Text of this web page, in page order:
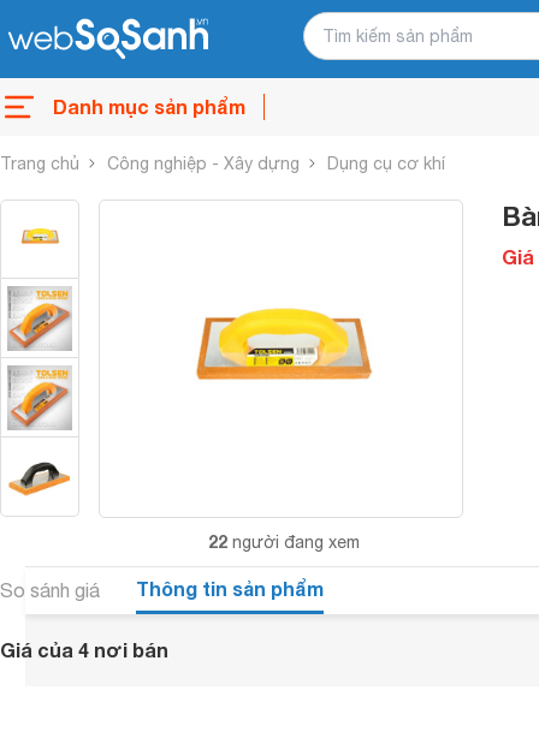
Danh mục sản phẩm
Trang chủ Công nghiệp - Xây dựng Dụng cụ cơ khí
22 người đang xem
So sánh giá Thông tin sản phẩm
Giá của 4 nơi bán